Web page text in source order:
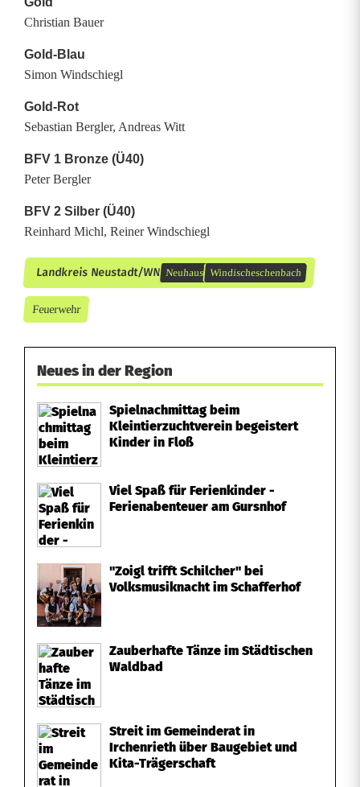
n
Christian Bauer
Gold-Blau
Simon Windschiegl
Gold-Rot
Sebastian Bergler, Andreas Witt
BFV 1 Bronze (Ü40)
Peter Bergler
BFV 2 Silber (Ü40)
Reinhard Michl, Reiner Windschiegl
Landkreis Neustadt/WN Neuhaus Windischeschenbach
Feuerwehr
Neues in der Region
Spielnachmittag beim
Kleintierzuchtverein begeistert
Kinder in Floß
Viel Spaß für Ferienkinder -
Ferienabenteuer am Gursnhof
"Zoigl trifft Schilcher" bei
Volksmusiknacht im Schafferhof
Zauberhafte Tänze im Städtischen
Waldbad
Streit im Gemeinderat in
Irchenrieth über Baugebiet und
Kita-Trägerschaft